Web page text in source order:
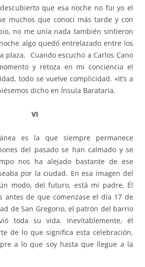
que esa noche no fui yo el
muchos que conocí más tarde y con
no me unía nada también sintieron
algo quedó entrelazado entre los
plaza. Cuando escucho a Carlos Cano
y retoza en mi conciencia el
todo se vuelve complicidad. «It’s a
dicho en Ínsula Barataria.
VI
es la que siempre permanece
del pasado se han calmado y se
nos ha alejado bastante de ese
por la ciudad. En esa imagen del
modo, del futuro, está mi padre. Él
antes de que comenzase el día 17 de
de San Gregorio, el patrón del barrio
toda su vida. Inevitablemente, él
de lo que significa esta celebración,
a lo que soy hasta que llegue a la